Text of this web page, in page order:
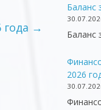
года →
Баланс
Баланс
2026